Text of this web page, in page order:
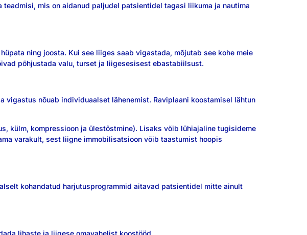
mis on aidanud paljudel patsientidel tagasi liikuma ja nautima
ning joosta. Kui see liiges saab vigastada, mõjutab see kohe meie
põhjustada valu, turset ja liigesesisest ebastabiilsust.
vigastus nõuab individuaalset lähenemist. Raviplaani koostamisel lähtun
külm, kompressioon ja ülestõstmine). Lisaks võib lühiajaline tugisideme
varakult, sest liigne immobilisatsioon võib taastumist hoopis
kohandatud harjutusprogrammid aitavad patsientidel mitte ainult
lihaste ja liigese omavahelist koostööd.